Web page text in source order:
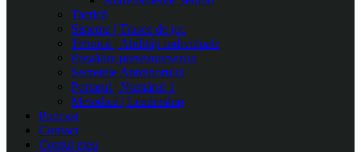
Tactică
Sisteme | Trasee de joc
Tehnică | Abilități individuale
Pregătire presezon/sezon
Secretele Antrenorului
Portarul | Numărul 1
Metodică | Leadership
Podcast
Contact
Contul meu